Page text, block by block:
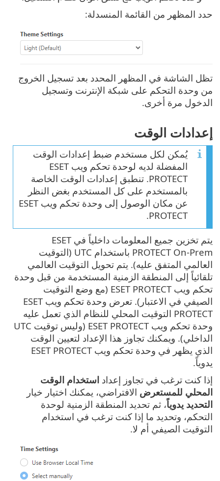
حدد المظهر من القائمة المنسدلة:
تظل الشاشة في المظهر المحدد بعد تسجيل الخروج
من وحدة التحكم على شبكة الإنترنت وتسجيل
الدخول مرة أخرى.
إعدادات الوقت
يُمكن لكل مستخدم ضبط إعدادات الوقت
المفضلة لديه لوحدة تحكم ويب ESET
PROTECT. تنطبق إعدادات الوقت الخاصة
بالمستخدم على كل المستخدم بغض النظر
عن مكان الوصول إلى وحدة تحكم ويب ESET
PROTECT.
يتم تخزين جميع المعلومات داخلياً في ESET
PROTECT On-Prem باستخدام UTC (التوقيت
العالمي المتفق عليه). يتم تحويل التوقيت العالمي
تلقائياً إلى المنطقة الزمنية المستخدمة من قبل وحدة
تحكم ويب ESET PROTECT (مع وضع التوقيت
الصيفي في الاعتبار). تعرض وحدة تحكم ويب ESET
PROTECT التوقيت المحلي للنظام الذي تعمل عليه
وحدة تحكم ويب ESET PROTECT (وليس توقيت UTC
الداخلي). ويمكنك تجاوز هذا الإعداد لتعيين الوقت
الذي يظهر في وحدة تحكم ويب ESET PROTECT
يدوياً.
إذا كنت ترغب في تجاوز إعداد استخدام الوقت
المحلي للمستعرض الافتراضي، يمكنك اختيار خيار
التحديد يدوياً، ثم تحديد المنطقة الزمنية لوحدة
التحكم، وتحديد ما إذا كنت ترغب في استخدام
التوقيت الصيفي أم لا.